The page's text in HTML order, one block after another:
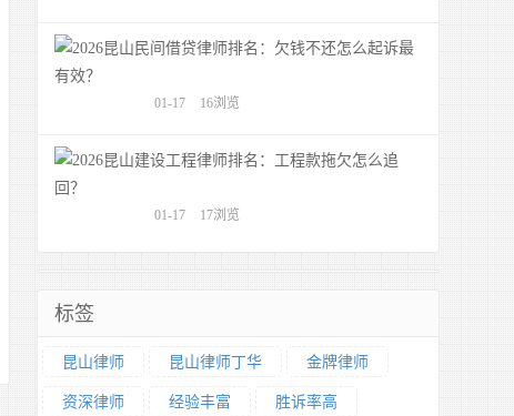
01-17 16浏览
01-17 17浏览
标签
昆山律师 昆山律师丁华 金牌律师
资深律师 经验丰富 胜诉率高